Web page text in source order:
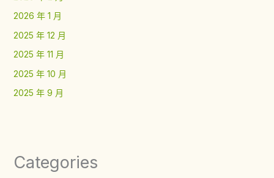
2026 年 1 月
2025 年 12 月
2025 年 11 月
2025 年 10 月
2025 年 9 月
Categories